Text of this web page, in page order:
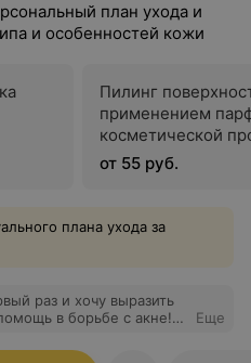
план ухода и
и особенностей кожи
Пилинг
применением
косметической
от 55 руб.
плана ухода за
раз и хочу выразить
в борьбе с акне!
результат. Кожа
Еще